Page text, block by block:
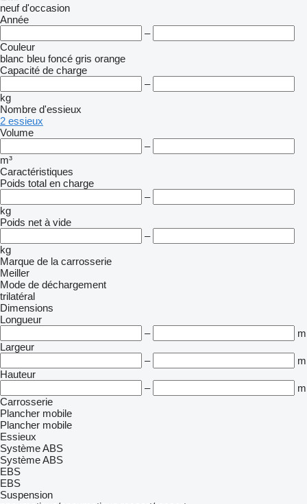
neuf d'occasion
Année
–
Couleur
blanc bleu foncé gris orange
Capacité de charge
–
kg
Nombre d'essieux
2 essieux
Volume
–
m³
Caractéristiques
Poids total en charge
–
kg
Poids net à vide
–
kg
Marque de la carrosserie
Meiller
Mode de déchargement
trilatéral
Dimensions
Longueur
–
m
Largeur
–
m
Hauteur
–
m
Carrosserie
Plancher mobile
Plancher mobile
Essieux
Système ABS
Système ABS
EBS
EBS
Suspension